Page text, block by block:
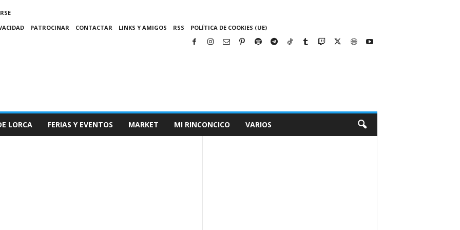
PATROCINAR CONTACTAR LINKS Y AMIGOS RSS POLÍTICA DE COOKIES (UE)
LORCA FERIAS Y EVENTOS MARKET MI RINCONCICO VARIOS